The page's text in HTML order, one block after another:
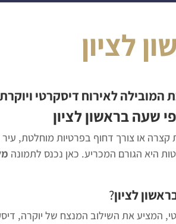
לציון
המובילה לאירוח דיסקרטי
שעה בראשון לציון
קצרה או צורך דחוף בפרטיות מוחלטת, עיר
היא הגורם המכריע. כאן נכנס לתמונה
לציון?
המציע את השילוב המנצח של יוקרה,